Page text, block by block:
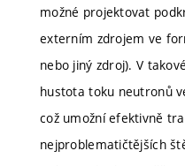
možné projektovat
externím zdrojem ve
nebo jiný zdroj). V
hustota toku neutronů
což umožní efektivně
nejproblematičtějších